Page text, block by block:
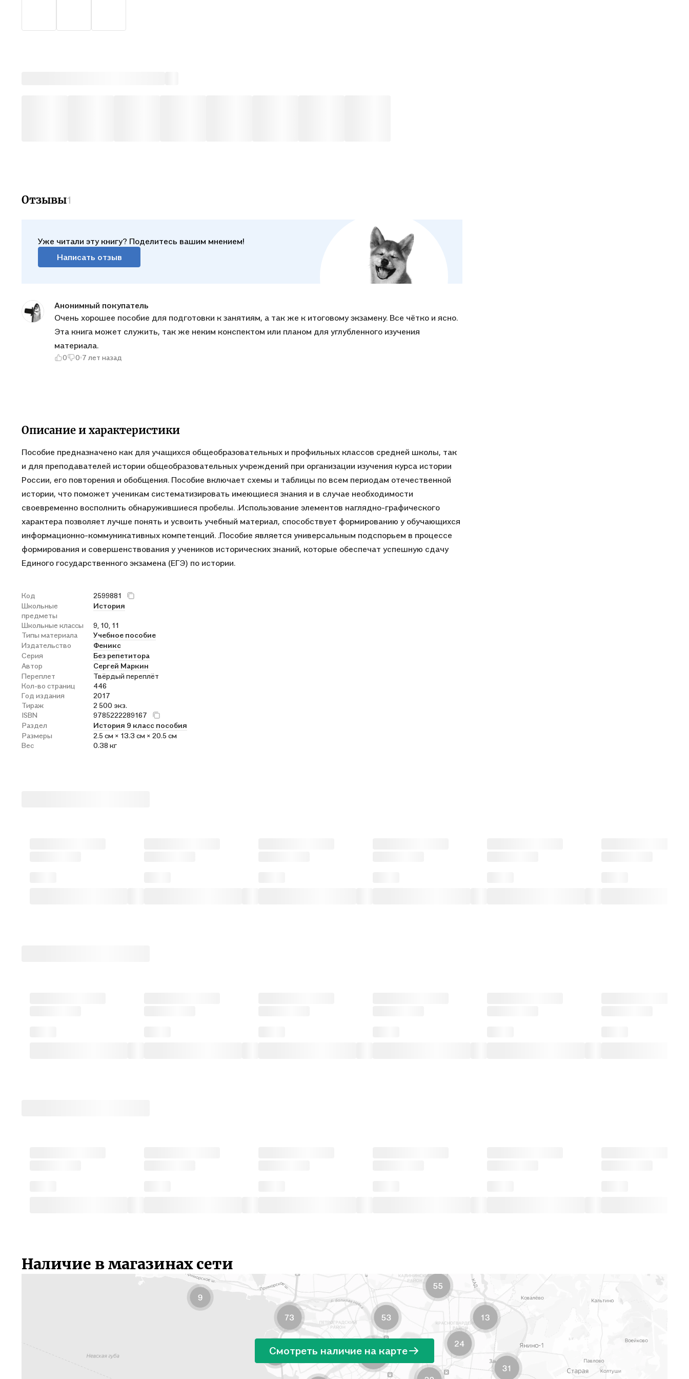
Отзывы1
Уже читали эту книгу? Поделитесь вашим мнением!
Написать отзыв
Анонимный покупатель
Очень хорошее пособие для подготовки к занятиям, а так же к итоговому экзамену. Все чётко и ясно.
Эта книга может служить, так же неким конспектом или планом для углубленного изучения
материала.
0 0 7 лет назад
Описание и характеристики
Пособие предназначено как для учащихся общеобразовательных и профильных классов средней школы, так
и для преподавателей истории общеобразовательных учреждений при организации изучения курса истории
России, его повторения и обобщения. Пособие включает схемы и таблицы по всем периодам отечественной
истории, что поможет ученикам систематизировать имеющиеся знания и в случае необходимости
своевременно восполнить обнаружившиеся пробелы. .Использование элементов наглядно-графического
характера позволяет лучше понять и усвоить учебный материал, способствует формированию у обучающихся
информационно-коммуникативных компетенций. .Пособие является универсальным подспорьем в процессе
формирования и совершенствования у учеников исторических знаний, которые обеспечат успешную сдачу
Единого государственного экзамена (ЕГЭ) по истории.
Код
2599881
Школьные
предметы
История
Школьные классы
9, 10, 11
Типы материала
Учебное пособие
Издательство
Феникс
Серия
Без репетитора
Автор
Сергей Маркин
Переплет
Твёрдый переплёт
Кол-во страниц
446
Год издания
2017
Тираж
2 500 экз.
ISBN
9785222289167
Раздел
История 9 класс пособия
Размеры
2.5 см × 13.3 см × 20.5 см
Вес
0.38 кг
Наличие в магазинах сети
Смотреть наличие на карте